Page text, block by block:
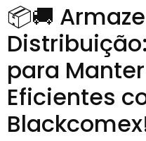
📦🚚
para
Eficientes